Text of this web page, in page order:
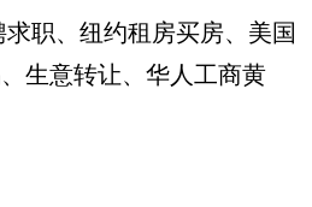
求职、纽约租房买房、美国
生意转让、华人工商黄